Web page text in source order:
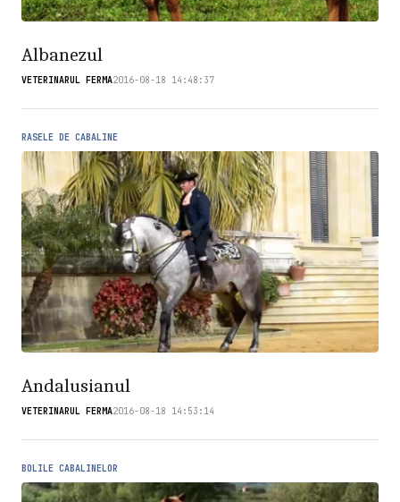
Albanezul
VETERINARUL FERMA2016-08-18 14:48:37
RASELE DE CABALINE
Andalusianul
VETERINARUL FERMA2016-08-18 14:53:14
BOLILE CABALINELOR